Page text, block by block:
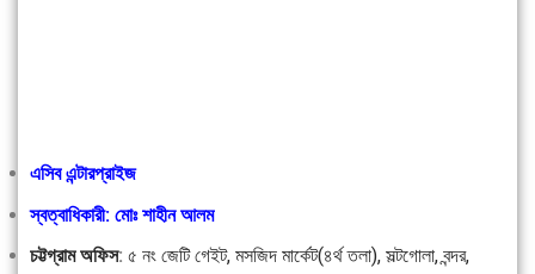
এসিব এন্টারপ্রাইজ
স্বত্বাধিকারী: মোঃ শাহীন আলম
চট্টগ্রাম অফিস: ৫ নং জেটি গেইট, মসজিদ মার্কেট(৪র্থ তলা), সল্টগোলা, বন্দর,